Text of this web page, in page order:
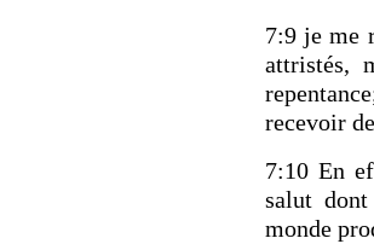
7:9 je me
attristés,
recevoir
7:10 En
salut
monde